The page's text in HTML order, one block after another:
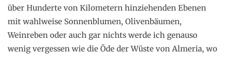
über Hunderte von Kilometern hinziehenden Ebenen
mit wahlweise Sonnenblumen, Olivenbäumen,
Weinreben oder auch gar nichts werde ich genauso
wenig vergessen wie die Öde der Wüste von Almeria, wo